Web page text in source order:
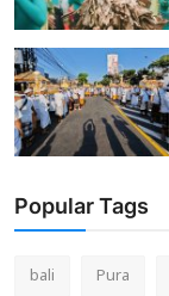
Popular Tags
bali Pura